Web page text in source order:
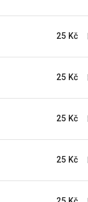
25 Kč
25 Kč
25 Kč
25 Kč